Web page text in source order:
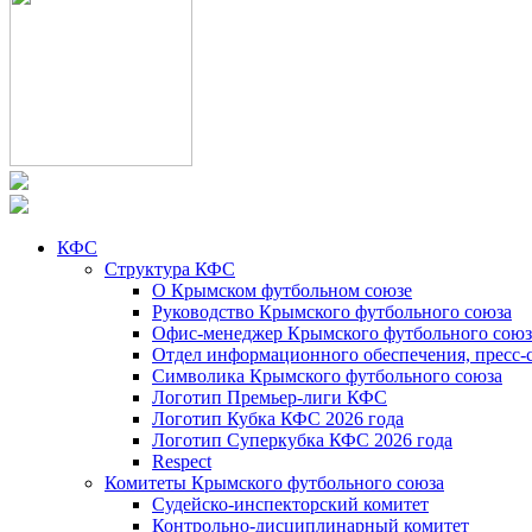
КФС
Структура КФС
О Крымском футбольном союзе
Руководство Крымского футбольного союза
Офис-менеджер Крымского футбольного
Отдел информационного обеспечения, пресс-
Символика Крымского футбольного союза
Логотип Премьер-лиги КФС
Логотип Кубка КФС 2026 года
Логотип Суперкубка КФС 2026 года
Respect
Комитеты Крымского футбольного союза
Судейско-инспекторский комитет
Контрольно-дисциплинарный комитет